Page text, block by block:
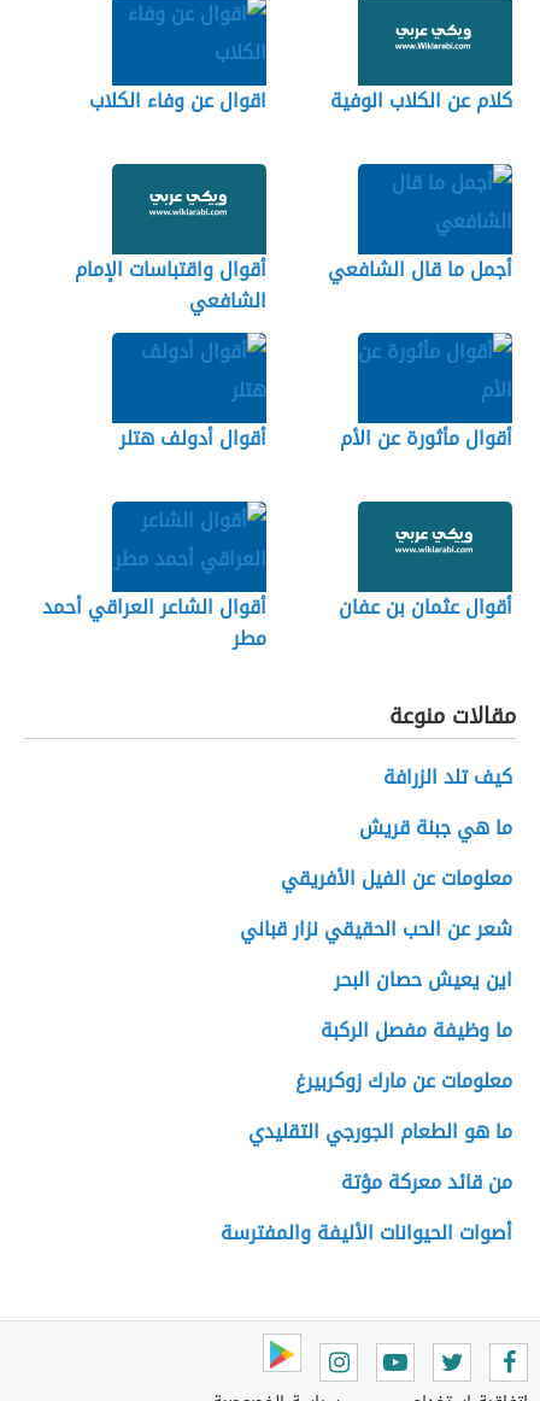
كلام عن الكلاب الوفية اقوال عن وفاء الكلاب
أجمل ما قال الشافعي
أقوال واقتباسات الإمام
الشافعي
أقوال مأثورة عن الأم أقوال أدولف هتلر
أقوال عثمان بن عفان
أقوال الشاعر العراقي أحمد
مطر
مقالات منوعة
كيف تلد الزرافة
ما هي جبنة قريش
معلومات عن الفيل الأفريقي
شعر عن الحب الحقيقي نزار قباني
اين يعيش حصان البحر
ما وظيفة مفصل الركبة
معلومات عن مارك زوكربيرغ
ما هو الطعام الجورجي التقليدي
من قائد معركة مؤتة
أصوات الحيوانات الأليفة والمفترسة